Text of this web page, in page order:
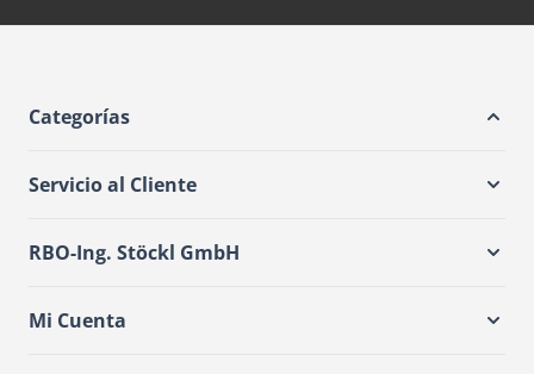
Categorías
Servicio al Cliente
RBO-Ing. Stöckl GmbH
Mi Cuenta